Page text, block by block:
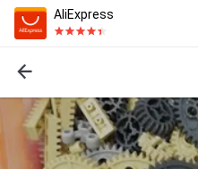
AliExpress